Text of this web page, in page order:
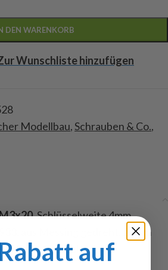
DEN WARENKORB
Wunschliste hinzufügen
Modellbau,Schrauben & Co.,
, Schlüsselweite 4mm,
aus Messing gedreht, 20mm
Inhalt : 10 Stückauf